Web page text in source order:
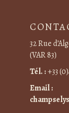
32 Rue
(VAR 83)
Tél. :+33
Email :